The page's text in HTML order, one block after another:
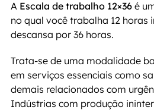
A Escala de trabalho 12×36 é
no qual você trabalha 12 horas
descansa por 36 horas.
Trata-se de uma modalidade
em serviços essenciais como
demais relacionados com
Indústrias com produção